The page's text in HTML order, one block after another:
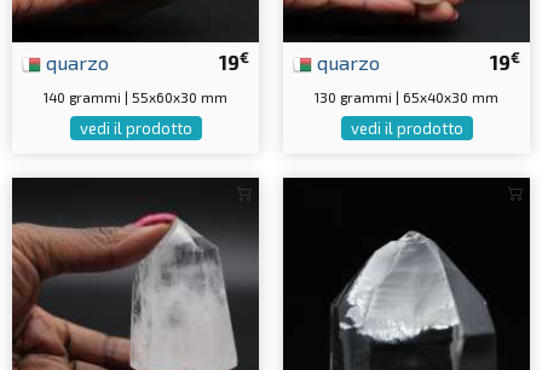
19€
quarzo
140 grammi | 55x60x30 mm
vedi il prodotto
19€
quarzo
130 grammi | 65x40x30 mm
vedi il prodotto